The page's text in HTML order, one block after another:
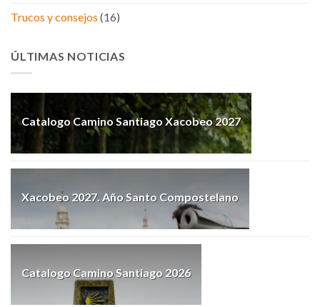
Trucos y consejos (16)
ÚLTIMAS NOTICIAS
Catalogo Camino Santiago Xacobeo 2027
Xacobeo 2027. Año Santo Compostelano
Catalogo Camino Santiago 2026